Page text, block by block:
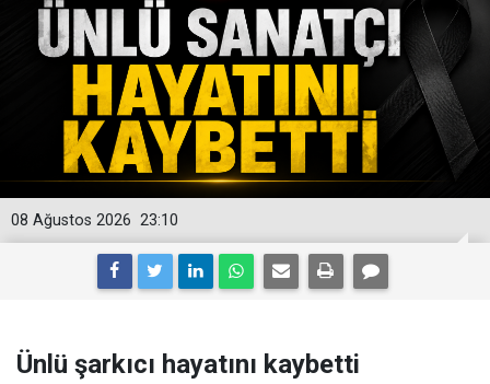
23:10
08 Ağustos 2026
Ünlü şarkıcı hayatını kaybetti